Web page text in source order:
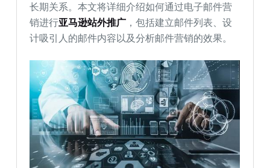
长期关系。本文将详细介绍如何通过电子邮件营
销进行亚马逊站外推广 ，包括建立邮件列表、设
计吸引人的邮件内容以及分析邮件营销的效果。